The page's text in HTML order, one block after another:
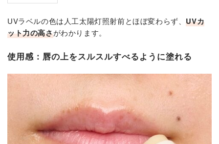
UVラベルの色は人工太陽灯照射前とほぼ変わらず、UVカ
ット力の高さがわかります。
使用感：唇の上をスルスルすべるように塗れる